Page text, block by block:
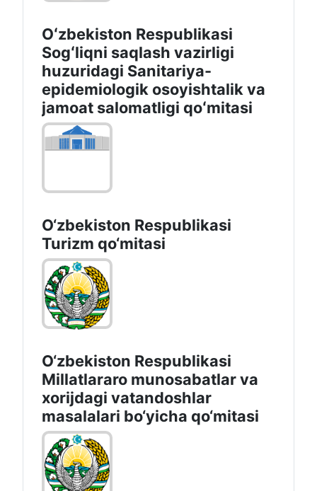
Oʻzbekiston Respublikasi
Sogʻliqni saqlash vazirligi
huzuridagi Sanitariya-
epidemiologik osoyishtalik va
jamoat salomatligi qoʻmitasi
O‘zbekiston Respublikasi
Turizm qo‘mitasi
O‘zbekiston Respublikasi
Millatlararo munosabatlar va
xorijdagi vatandoshlar
masalalari bo‘yicha qo‘mitasi